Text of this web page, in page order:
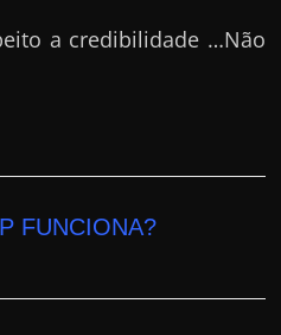
a credibilidade …Não
FUNCIONA?